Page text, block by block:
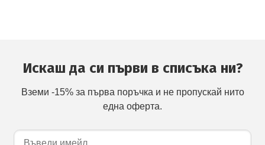
Искаш да си първи в списъка ни?
Вземи -15% за първа поръчка и не пропускай нито
една оферта.